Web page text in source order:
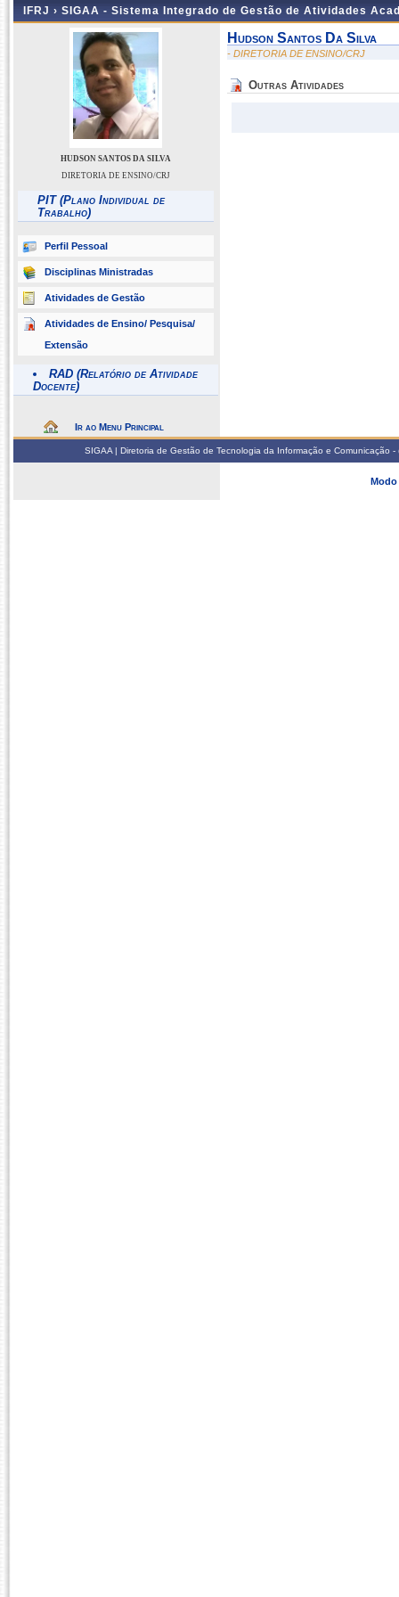
IFRJ › SIGAA - Sistema Integrado de Gestão de Atividades
HUDSON SANTOS DA SILVA
DIRETORIA DE ENSINO/CRJ
PIT (Plano Individual de
Trabalho)
Perfil Pessoal
Disciplinas Ministradas
Atividades de Gestão
Atividades de Ensino/ Pesquisa/
Extensão
RAD (Relatório de Atividade
Docente)
Ir ao Menu Principal
Hudson Santos Da Silva
- DIRETORIA DE ENSINO/CRJ
Outras Atividades
SIGAA | Diretoria de Gestão de Tecnologia da Informação e
Modo